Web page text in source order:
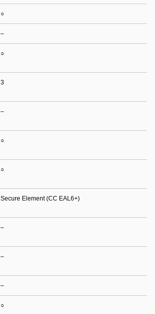
○
–
○
3
–
○
○
Secure Element (CC EAL6+)
–
–
–
○